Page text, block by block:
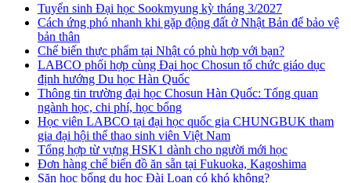
Tuyển sinh Đại học Sookmyung kỳ tháng 3/2027
Cách ứng phó nhanh khi gặp động đất ở Nhật Bản để bảo vệ
bản thân
Chế biến thực phẩm tại Nhật có phù hợp với bạn?
LABCO phối hợp cùng Đại học Chosun tổ chức giáo dục
định hướng Du học Hàn Quốc
Thông tin trường đại học Chosun Hàn Quốc: Tổng quan
ngành học, chi phí, học bổng
Học viên LABCO tại đại học quốc gia CHUNGBUK tham
gia đại hội thể thao sinh viên Việt Nam
Tổng hợp từ vựng HSK1 dành cho người mới học
Đơn hàng chế biến đồ ăn sẵn tại Fukuoka, Kagoshima
Săn học bổng du học Đài Loan có khó không?